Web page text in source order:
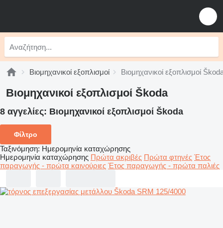
Βιομηχανικοί εξοπλισμοί Βιομηχανικοί εξοπλισμοί
Βιομηχανικοί εξοπλισμοί Škoda
8 αγγελίες: Βιομηχανικοί εξοπλισμοί Škoda
Φίλτρο
Ταξινόμηση: Ημερομηνία καταχώρησης
Ημερομηνία καταχώρησης Πρώτα ακριβές Πρώτα φτηνές Έτος
παραγωγής - πρώτα καινούριες Έτος παραγωγής - πρώτα παλιές